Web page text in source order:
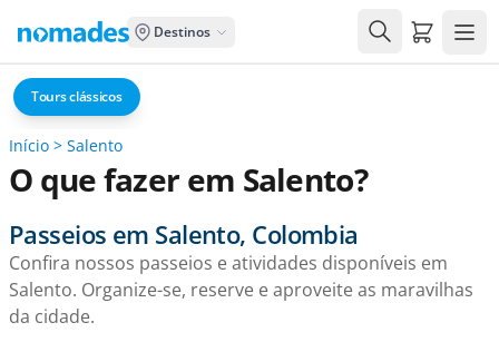
Destinos Carrito
Tours clássicos
Início > Salento
O que fazer em Salento?
Passeios em Salento, Colombia
Confira nossos passeios e atividades disponíveis em
Salento. Organize-se, reserve e aproveite as maravilhas
da cidade.